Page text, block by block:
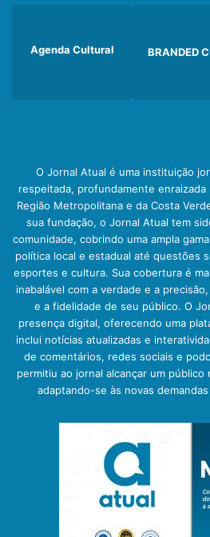
Agenda Cultural BRANDED
O Jornal Atual é uma instituição
respeitada, profundamente
Região Metropolitana e da Costa
sua fundação, o Jornal Atual tem
comunidade, cobrindo uma ampla
política local e estadual até questões
esportes e cultura. Sua cobertura é
inabalável com a verdade e a
e a fidelidade de seu público. O
presença digital, oferecendo uma
inclui notícias atualizadas e
de comentários, redes sociais e
permitiu ao jornal alcançar um público
adaptando-se às novas